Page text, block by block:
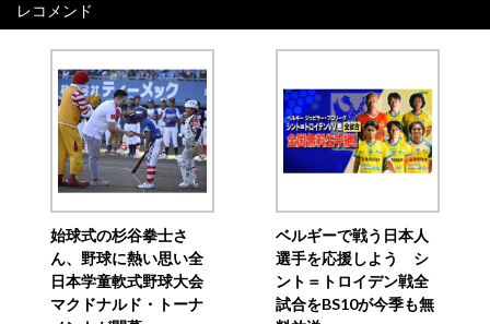
レコメンド
始球式の杉谷拳士さ
ん、野球に熱い思い全
日本学童軟式野球大会
マクドナルド・トーナ
ベルギーで戦う日本人
選手を応援しよう シ
ント＝トロイデン戦全
試合をBS10が今季も無